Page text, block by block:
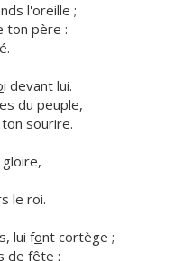
l'oreille ;
ton père :
i devant lui.
du peuple,
sourire.
gloire,
le roi.
lui font cortège ;
de fête :